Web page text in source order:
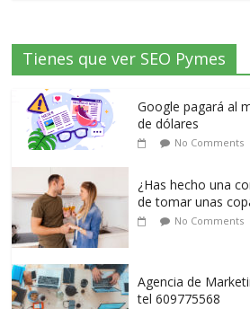
Tienes que ver SEO Pymes
Google pagará al
de dólares
No Comments
¿Has hecho una
de tomar unas
No Comments
Agencia de
tel 609775568